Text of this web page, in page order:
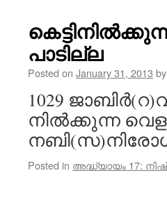
പാടില്ല
Posted on January 31, 2013 by
1029
നിൽക്കുന്ന
Posted in അദ്ധ്യായം 17: